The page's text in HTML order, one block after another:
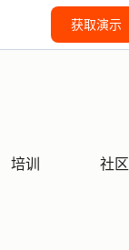
获取演示
培训 社区